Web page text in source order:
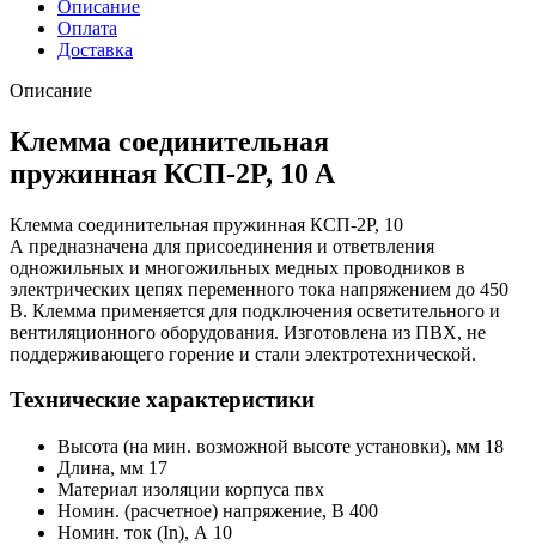
Описание
Оплата
Доставка
Описание
Клемма соединительная
пружинная КСП-2P, 10 A
Клемма соединительная пружинная КСП-2P, 10
A предназначена для присоединения и ответвления
одножильных и многожильных медных проводников в
электрических цепях переменного тока напряжением до 450
В. Клемма применяется для подключения осветительного и
вентиляционного оборудования. Изготовлена из ПВХ, не
поддерживающего горение и стали электротехнической.
Технические характеристики
Высота (на мин. возможной высоте установки), мм 18
Длина, мм 17
Материал изоляции корпуса пвх
Номин. (расчетное) напряжение, В 400
Номин. ток (In), А 10